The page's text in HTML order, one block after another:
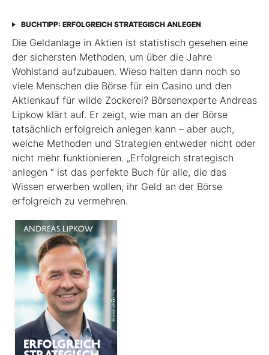
BUCHTIPP: ERFOLGREICH STRATEGISCH ANLEGEN
Die Geldanlage in Aktien ist statistisch gesehen eine
der sichersten Methoden, um über die Jahre
Wohlstand aufzubauen. Wieso halten dann noch so
viele Menschen die Börse für ein Casino und den
Aktienkauf für wilde Zockerei? Börsenexperte Andreas
Lipkow klärt auf. Er zeigt, wie man an der Börse
tatsächlich erfolgreich anlegen kann – aber auch,
welche Methoden und Strategien entweder nicht oder
nicht mehr funktionieren. „Erfolgreich strategisch
anlegen “ ist das perfekte Buch für alle, die das
Wissen erwerben wollen, ihr Geld an der Börse
erfolgreich zu vermehren.